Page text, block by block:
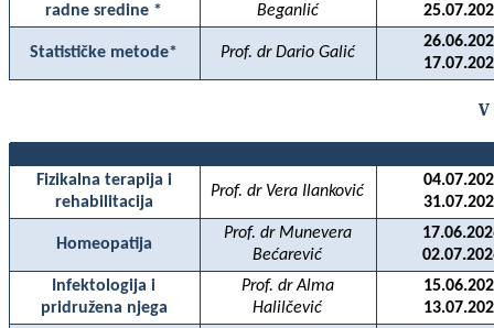
radne sredine *
Beganlić
Statističke metode* Prof. dr Dario Galić
V
Fizikalna terapija i
rehabilitacija
Prof. dr Vera Ilanković
Homeopatija
Prof. dr Munevera
Bećarević
Infektologija i
pridružena njega
Prof. dr Alma
Halilčević